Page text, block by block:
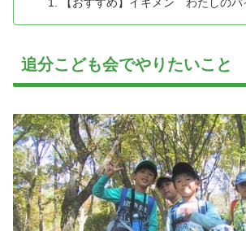
追分こども会でやりたいこと